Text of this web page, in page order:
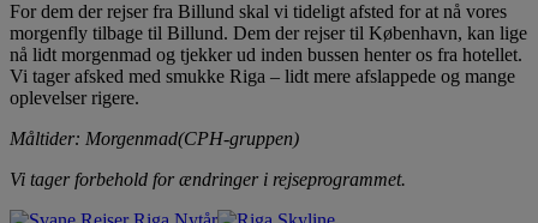
For dem der rejser fra Billund skal vi tideligt afsted for at nå vores
morgenfly tilbage til Billund. Dem der rejser til København, kan lige
nå lidt morgenmad og tjekker ud inden bussen henter os fra hotellet.
Vi tager afsked med smukke Riga – lidt mere afslappede og mange
oplevelser rigere.
Måltider: Morgenmad(CPH-gruppen)
Vi tager forbehold for ændringer i rejseprogrammet.